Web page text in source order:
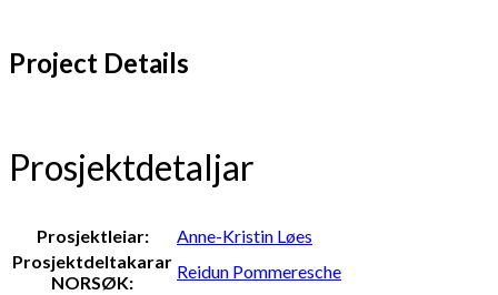
Project Details
Prosjektdetaljar
Prosjektleiar:
Anne-Kristin Løes
Prosjektdeltakarar
NORSØK:
Reidun Pommeresche